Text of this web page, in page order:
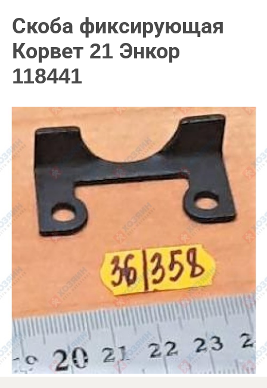
Скоба фиксирующая
Корвет 21 Энкор
118441